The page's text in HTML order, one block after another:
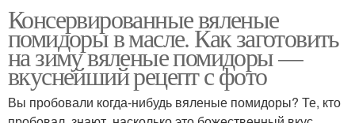
Консервированные вяленые
помидоры в масле. Как заготовить
на зиму вяленые помидоры —
вкуснейший рецепт с фото
Вы пробовали когда-нибудь вяленые помидоры? Те, кто